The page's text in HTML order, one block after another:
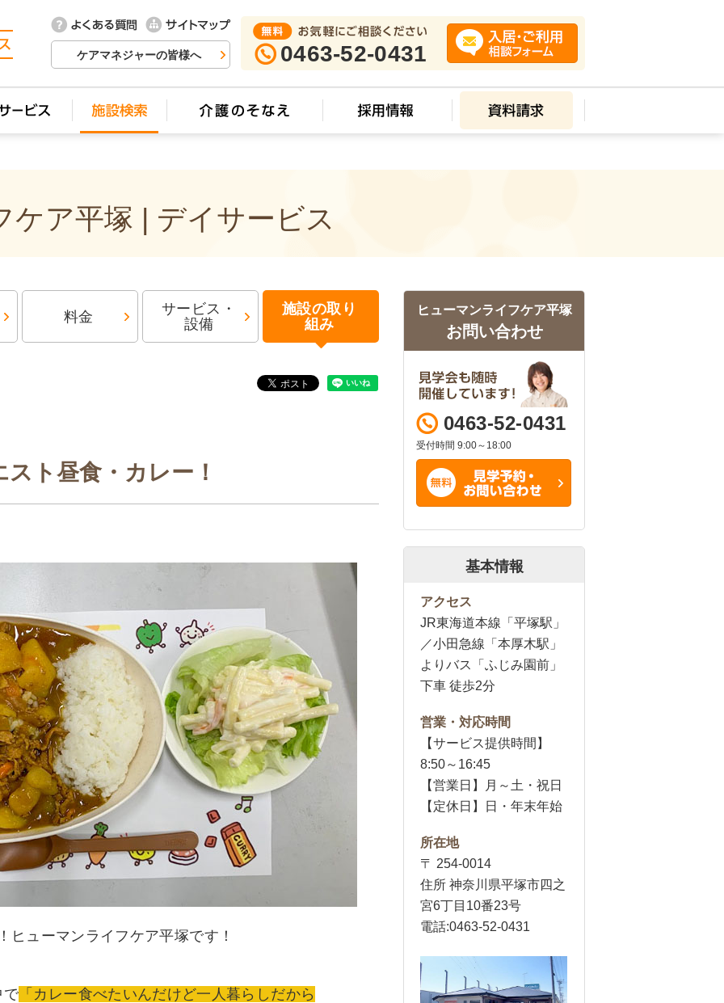
ケアマネジャーの皆様へ 0463-52-0431
ケア平塚 | デイサービス
料金
サービス・
設備
施設の取り
組み
スト昼食・カレー！
ヒューマンライフケア平塚です！
で 「カレー食べたいんだけど一人暮らしだから
ヒューマンライフケア平塚
お問い合わせ
0463-52-0431
受付時間 9:00～18:00
基本情報
アクセス
JR東海道本線「平塚駅」
／小田急線「本厚木駅」
よりバス「ふじみ園前」
下車 徒歩2分
営業・対応時間
【サービス提供時間】
8:50～16:45
【営業日】月～土・祝日
【定休日】日・年末年始
所在地
〒 254-0014
住所 神奈川県平塚市四之
宮6丁目10番23号
電話:0463-52-0431